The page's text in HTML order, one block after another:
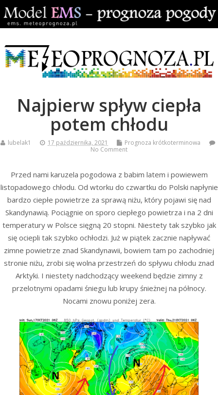
Najpierw spływ ciepła
potem chłodu
lubelak1 17 października, 2021
Prognoza krótkoterminowa
No Comment
Przed nami karuzela pogodowa z babim latem i powiewem
listopadowego chłodu. Od wtorku do czwartku do Polski napłynie
bardzo ciepłe powietrze za sprawą niżu, który pojawi się nad
Skandynawią. Pociągnie on sporo ciepłego powietrza i na 2 dni
temperatury w Polsce sięgną 20 stopni. Niestety tak szybko jak
się ociepli tak szybko ochłodzi. Już w piątek zacznie napływać
zimne powietrze znad Skandynawii, bowiem tam po zachodniej
stronie niżu, zrobi się wolna przestrzeń do spływu chłodu znad
Arktyki. I niestety nadchodzący weekend będzie zimny z
przelotnymi opadami śniegu lub krupy śnieżnej na północy.
Nocami znowu poniżej zera.